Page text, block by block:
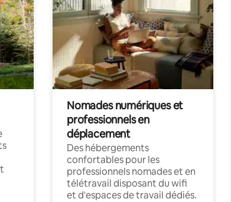
Nomades numériques et
professionnels en
déplacement
Des hébergements
confortables pour les
professionnels nomades et en
télétravail disposant du wifi
et d'espaces de travail dédiés.